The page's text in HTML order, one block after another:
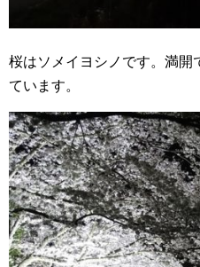
桜はソメイヨシノです。満開
ています。